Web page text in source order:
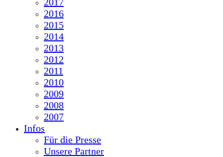
2016
2015
2014
2013
2012
2011
2010
2009
2008
2007
Infos
Für die Presse
Unsere Partner